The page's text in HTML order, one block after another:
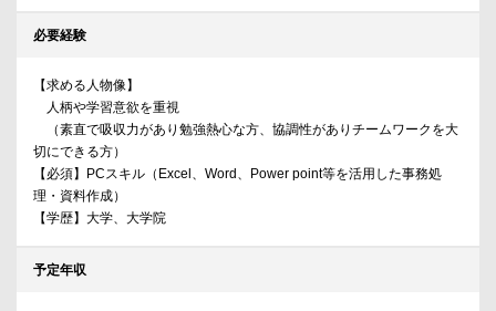
必要経験
【求める人物像】
人柄や学習意欲を重視
（素直で吸収力があり勉強熱心な方、協調性がありチームワークを大
切にできる方）
【必須】PCスキル（Excel、Word、Power point等を活用した事務処
理・資料作成）
【学歴】大学、大学院
予定年収